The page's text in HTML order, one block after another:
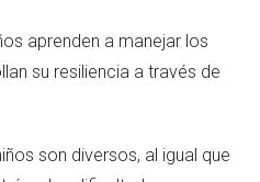
aprenden a manejar los
su resiliencia a través de
son diversos, al igual que